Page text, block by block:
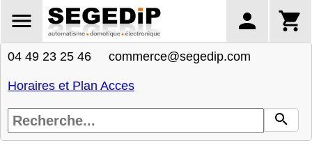
04 49 23 25 46 commerce@segedip.com
Horaires et Plan Acces